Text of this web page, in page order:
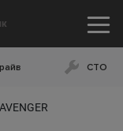
СТО
AVENGER